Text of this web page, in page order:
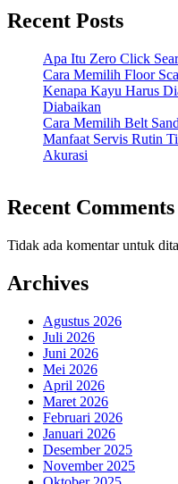
Recent Posts
Apa Itu Zero Click
Cara Memilih Floor
Kenapa Kayu Harus
Diabaikan
Cara Memilih Belt
Manfaat Servis Rutin
Akurasi
Recent Comments
Tidak ada komentar untuk
Archives
Agustus 2026
Juli 2026
Juni 2026
Mei 2026
April 2026
Maret 2026
Februari 2026
Januari 2026
Desember 2025
November 2025